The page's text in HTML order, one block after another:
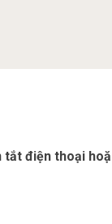
điện thoại